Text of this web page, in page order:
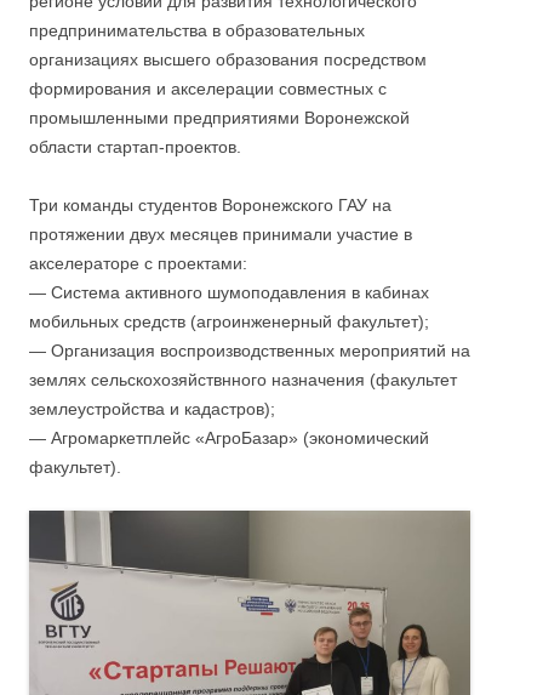
предпринимательства в образовательных
организациях высшего образования посредством
формирования и акселерации совместных с
промышленными предприятиями Воронежской
области стартап-проектов.
Три команды студентов Воронежского ГАУ на
протяжении двух месяцев принимали участие в
акселераторе с проектами:
— Система активного шумоподавления в кабинах
мобильных средств (агроинженерный факультет);
— Организация воспроизводственных мероприятий на
землях сельскохозяйствнного назначения (факультет
землеустройства и кадастров);
— Агромаркетплейс «АгроБазар» (экономический
факультет).